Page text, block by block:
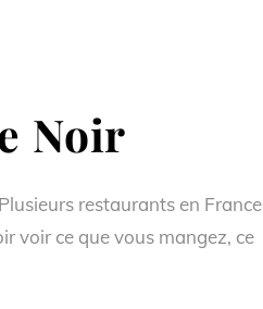
Noir
restaurants en France
voir ce que vous mangez, ce